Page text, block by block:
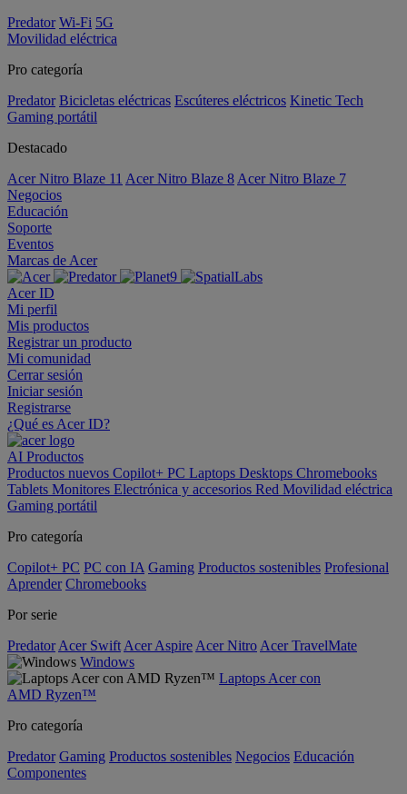
Predator Wi-Fi 5G
Movilidad eléctrica
Pro categoría
Predator Bicicletas eléctricas Escúteres eléctricos Kinetic Tech
Gaming portátil
Destacado
Acer Nitro Blaze 11 Acer Nitro Blaze 8 Acer Nitro Blaze 7
Negocios
Educación
Soporte
Eventos
Marcas de Acer
Acer ID
Mi perfil
Mis productos
Registrar un producto
Mi comunidad
Cerrar sesión
Iniciar sesión
Registrarse
¿Qué es Acer ID?
AI Productos
Productos nuevos Copilot+ PC Laptops Desktops Chromebooks
Tablets Monitores Electrónica y accesorios Red Movilidad eléctrica
Gaming portátil
Pro categoría
Copilot+ PC PC con IA Gaming Productos sostenibles Profesional
Aprender Chromebooks
Por serie
Predator Acer Swift Acer Aspire Acer Nitro Acer TravelMate
Windows
Laptops Acer con
AMD Ryzen™
Pro categoría
Predator Gaming Productos sostenibles Negocios Educación
Componentes